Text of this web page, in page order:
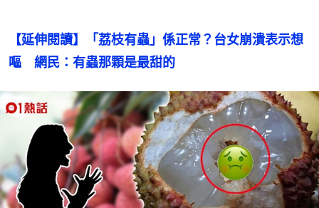
【延伸閱讀】「荔枝有蟲」係正常？台女崩潰表示想
嘔　網民：有蟲那顆是最甜的